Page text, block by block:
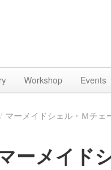
Workshop Events
/ マーメイドシェル・Ｍチェ
ーメイド